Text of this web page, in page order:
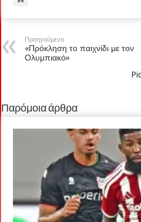
Προηγούμενο
«Πρόκληση το παιχνίδι με τον
Ολυμπιακό»
Παρόμοια άρθρα